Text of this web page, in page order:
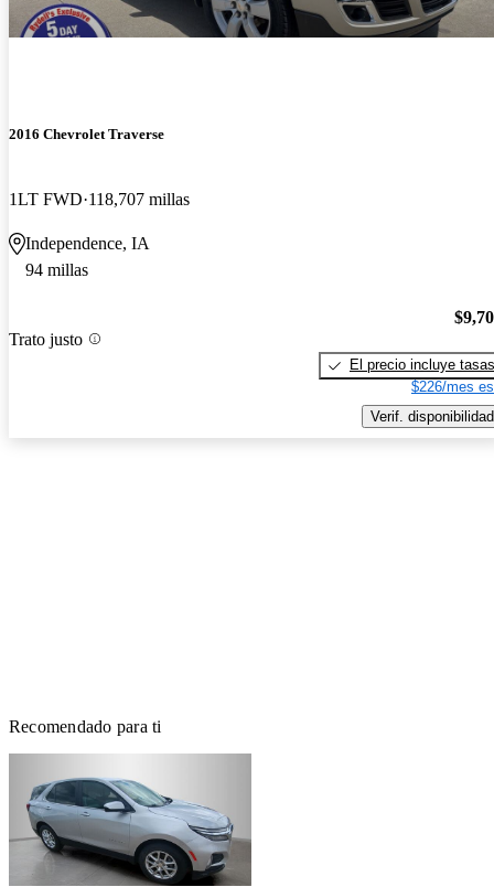
2016 Chevrolet Traverse
1LT FWD 118,707 millas
Independence, IA
94 millas
Trato justo
El precio incluye tasas
$226/mes
Verif. disponibilidad
Recomendado para ti